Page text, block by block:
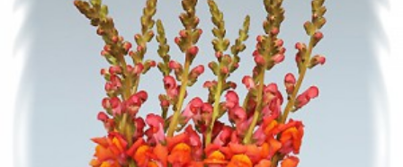
5 꽃씨
6 리갈 제라늄
7 접시꽃